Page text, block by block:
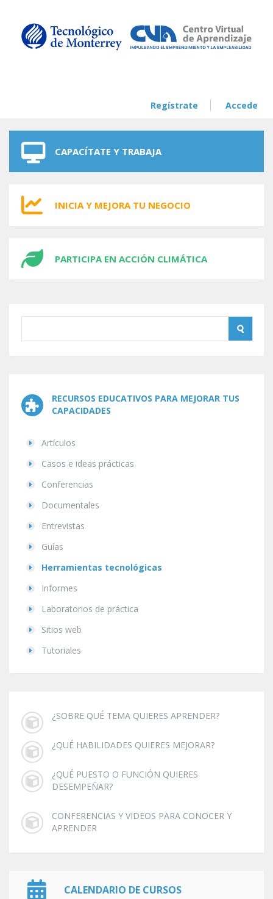
Regístrate Accede
CAPACÍTATE Y TRABAJA
INICIA Y MEJORA TU NEGOCIO
PARTICIPA EN ACCIÓN CLIMÁTICA
RECURSOS EDUCATIVOS PARA MEJORAR TUS
CAPACIDADES
Artículos
Casos e ideas prácticas
Conferencias
Documentales
Entrevistas
Guías
Herramientas tecnológicas
Informes
Laboratorios de práctica
Sitios web
Tutoriales
¿SOBRE QUÉ TEMA QUIERES APRENDER?
¿QUÉ HABILIDADES QUIERES MEJORAR?
¿QUÉ PUESTO O FUNCIÓN QUIERES
DESEMPEÑAR?
CONFERENCIAS Y VIDEOS PARA CONOCER Y
APRENDER
CALENDARIO DE CURSOS